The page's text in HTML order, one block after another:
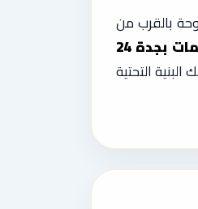
بالقرب من
ترميم حمامات بجدة 24
التحتية